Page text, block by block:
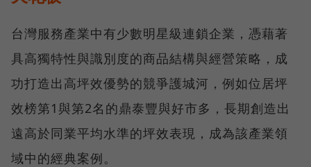
台灣服務產業中有少數明星級連鎖企業，憑藉著
具高獨特性與識別度的商品結構與經營策略，成
功打造出高坪效優勢的競爭護城河，例如位居坪
效榜第1與第2名的鼎泰豐與好市多，長期創造出
遠高於同業平均水準的坪效表現，成為該產業領
域中的經典案例。